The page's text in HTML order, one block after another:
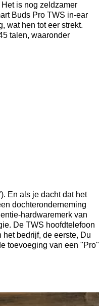
is nog zeldzamer
Buds Pro TWS in-ear
wat hen tot eer strekt.
talen, waaronder
En als je dacht dat het
dochteronderneming
hardwaremerk van
De TWS hoofdtelefoon
bedrijf, de eerste, Du
toevoeging van een "Pro"